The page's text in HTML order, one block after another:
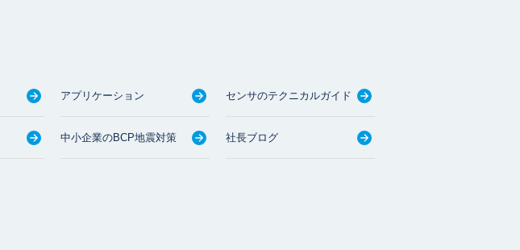
アプリケーション センサのテクニカルガイド
中小企業のBCP地震対策 社長ブログ